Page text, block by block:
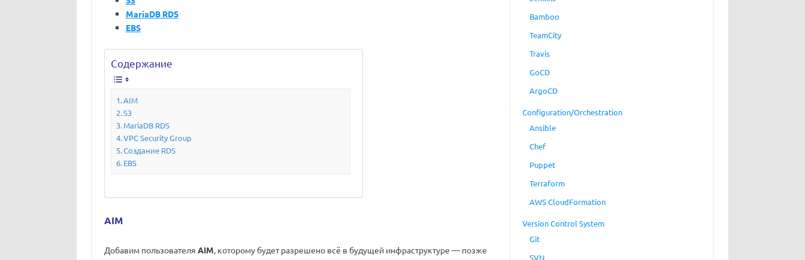
MariaDB RDS
EBS
Содержание
AIM
S3
MariaDB RDS
VPC Security Group
Создание RDS
EBS
AIM
Добавим пользователя AIM, которому будет разрешено всё в будущей инфраструктуре — позже
Bamboo
TeamCity
Travis
GoCD
ArgoCD
Configuration/Orchestration
Ansible
Chef
Puppet
Terraform
AWS CloudFormation
Version Control System
Git
SVN